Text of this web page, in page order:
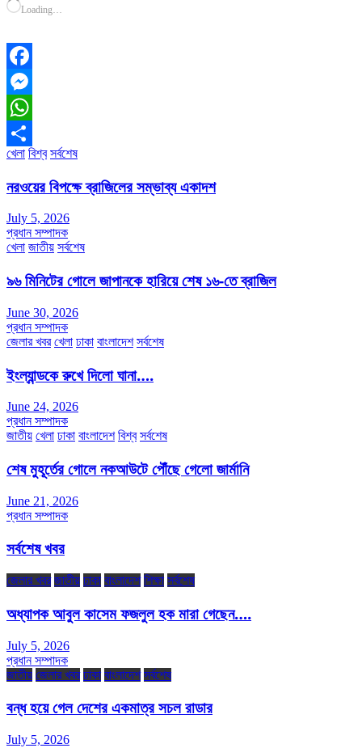
Loading…
Facebook
Messenger
WhatsApp
Share
খেলা বিশ্ব সর্বশেষ
নরওয়ের বিপক্ষে ব্রাজিলের সম্ভাব্য একাদশ
July 5, 2026
প্রধান সম্পাদক
খেলা জাতীয় সর্বশেষ
৯৬ মিনিটের গোলে জাপানকে হারিয়ে শেষ ১৬-তে ব্রাজিল
June 30, 2026
প্রধান সম্পাদক
জেলার খবর খেলা ঢাকা বাংলাদেশ সর্বশেষ
ইংল্যান্ডকে রুখে দিলো ঘানা….
June 24, 2026
প্রধান সম্পাদক
জাতীয় খেলা ঢাকা বাংলাদেশ বিশ্ব সর্বশেষ
শেষ মুহূর্তের গোলে নকআউটে পৌঁছে গেলো জার্মানি
June 21, 2026
প্রধান সম্পাদক
সর্বশেষ খবর
জেলার খবর জাতীয় ঢাকা বাংলাদেশ শিক্ষা সর্বশেষ
অধ্যাপক আবুল কাসেম ফজলুল হক মারা গেছেন….
July 5, 2026
প্রধান সম্পাদক
জাতীয় জেলার খবর ঢাকা বাংলাদেশ সর্বশেষ
বন্ধ হয়ে গেল দেশের একমাত্র সচল রাডার
July 5, 2026